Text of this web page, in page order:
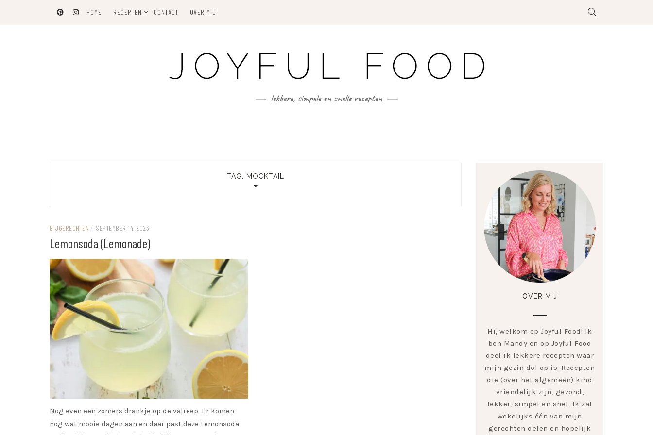
HOME RECEPTEN CONTACT OVER MIJ
TAG: MOCKTAIL
BIJGERECHTEN / SEPTEMBER 14, 2023
Lemonsoda (Lemonade)
Nog even een zomers drankje op de valreep. Er komen
nog wat mooie dagen aan en daar past deze Lemonsoda
OVER MIJ
Hi, welkom op Joyful Food! Ik
ben Mandy en op Joyful Food
deel ik lekkere recepten waar
mijn gezin dol op is. Recepten
die (over het algemeen) kind
vriendelijk zijn, gezond,
lekker, simpel en snel. Ik zal
wekelijks één van mijn
gerechten delen en hopelijk